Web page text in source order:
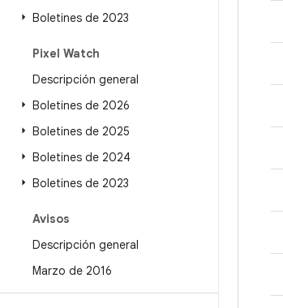
Boletines de 2023
Pixel Watch
Descripción general
Boletines de 2026
Boletines de 2025
Boletines de 2024
Boletines de 2023
Avisos
Descripción general
Marzo de 2016